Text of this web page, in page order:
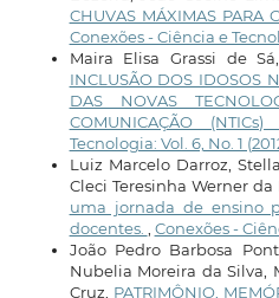
CHUVAS MÁXIMAS PARA
Conexões - Ciência e
Maira Elisa Grassi de
INCLUSÃO DOS IDOSOS
DAS NOVAS
COMUNICAÇÃO (NTICs)
Tecnologia: Vol. 6, No. 1
Luiz Marcelo Darroz,
Cleci Teresinha Werner da
uma jornada de ensino
docentes.
Conexões -
João Pedro Barbosa
Nubelia Moreira da Silva,
Cruz, PATRIMÔNIO,